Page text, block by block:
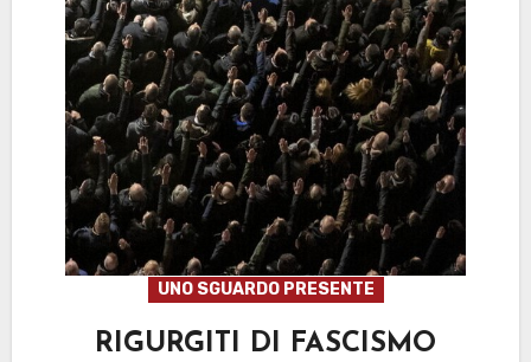
UNO SGUARDO PRESENTE
RIGURGITI DI FASCISMO